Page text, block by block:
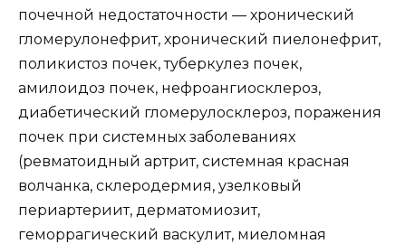
почечной недостаточности — хронический
гломерулонефрит, хронический пиелонефрит,
поликистоз почек, туберкулез почек,
амилоидоз почек, нефроангиосклероз,
диабетический гломерулосклероз, поражения
почек при системных заболеваниях
(ревматоидный артрит, системная красная
волчанка, склеродермия, узелковый
периартериит, дерматомиозит,
геморрагический васкулит, миеломная